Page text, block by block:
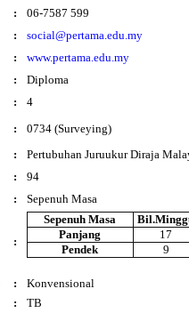
:
06-7587 599
:
social@pertama.edu.my
:
www.pertama.edu.my
:
Diploma
:
4
:
0734 (Surveying)
:
Pertubuhan Juruukur Diraja
:
94
: Sepenuh Masa
:
Sepenuh Masa
Panjang
17
Pendek 9
:
Konvensional
: TB